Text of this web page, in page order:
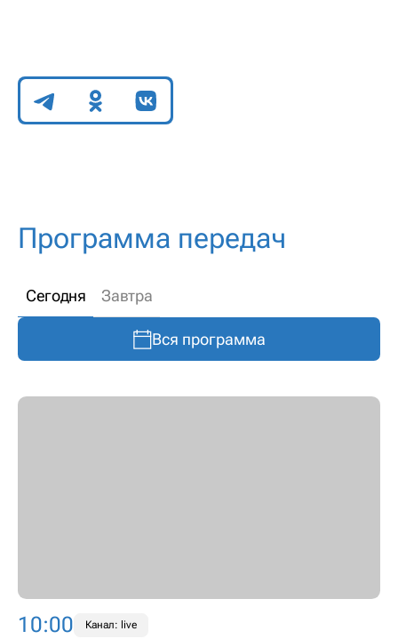
Поделиться
Программа передач
Сегодня Завтра
Вся программа
10:00 Канал: live